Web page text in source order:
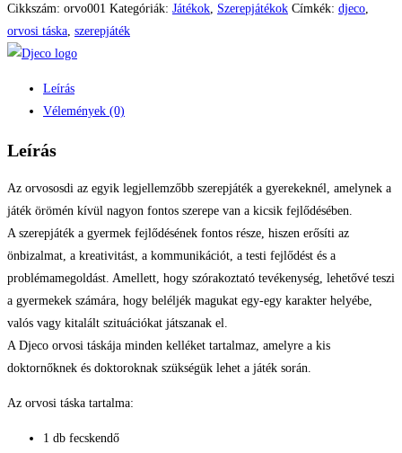
Cikkszám: orvo001 Kategóriák: Játékok Szerepjátékok Címkék: djeco
orvosi táska szerepjáték
Leírás
Vélemények (0)
Leírás
Az orvososdi az egyik legjellemzőbb szerepjáték a gyerekeknél, amelynek a
játék örömén kívül nagyon fontos szerepe van a kicsik fejlődésében.
A szerepjáték a gyermek fejlődésének fontos része, hiszen erősíti az
önbizalmat, a kreativitást, a kommunikációt, a testi fejlődést és a
problémamegoldást. Amellett, hogy szórakoztató tevékenység, lehetővé teszi
a gyermekek számára, hogy beléljék magukat egy-egy karakter helyébe,
valós vagy kitalált szituációkat játszanak el.
A Djeco orvosi táskája minden kelléket tartalmaz, amelyre a kis
doktornőknek és doktoroknak szükségük lehet a játék során.
Az orvosi táska tartalma:
1 db fecskendő